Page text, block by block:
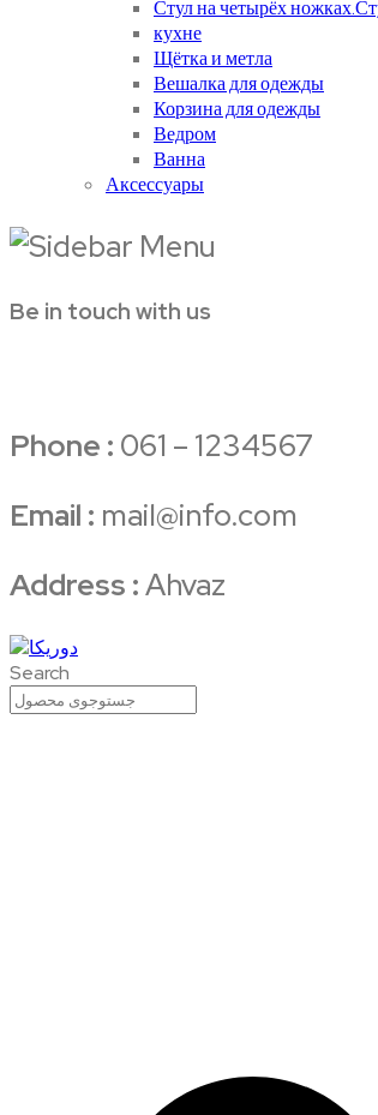
Стул на четырёх
кухне
Щётка и метла
Вешалка для одежды
Корзина для одежды
Ведром
Ванна
Аксессуары
Be in touch with us
Phone : 061 – 1234567
Email : mail@info.com
Address :Ahvaz
Search